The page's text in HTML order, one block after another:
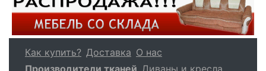
Как купить? Доставка О нас